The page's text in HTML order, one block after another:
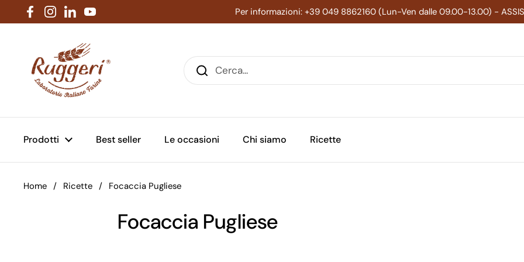
Passa ai contenuti
Facebook
Instagram
LinkedInYouTube
Per informazioni: +39 049 8862160 (Lun-Ven dalle 09.00-13.00) -
Prodotti Best seller Le occasioni Chi siamo Ricette
Home / Ricette / Focaccia Pugliese
Focaccia Pugliese